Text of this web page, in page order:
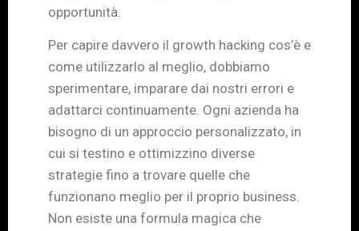
opportunità.
Per capire davvero il growth hacking cos’è e
come utilizzarlo al meglio, dobbiamo
sperimentare, imparare dai nostri errori e
adattarci continuamente. Ogni azienda ha
bisogno di un approccio personalizzato, in
cui si testino e ottimizzino diverse
strategie fino a trovare quelle che
funzionano meglio per il proprio business.
Non esiste una formula magica che